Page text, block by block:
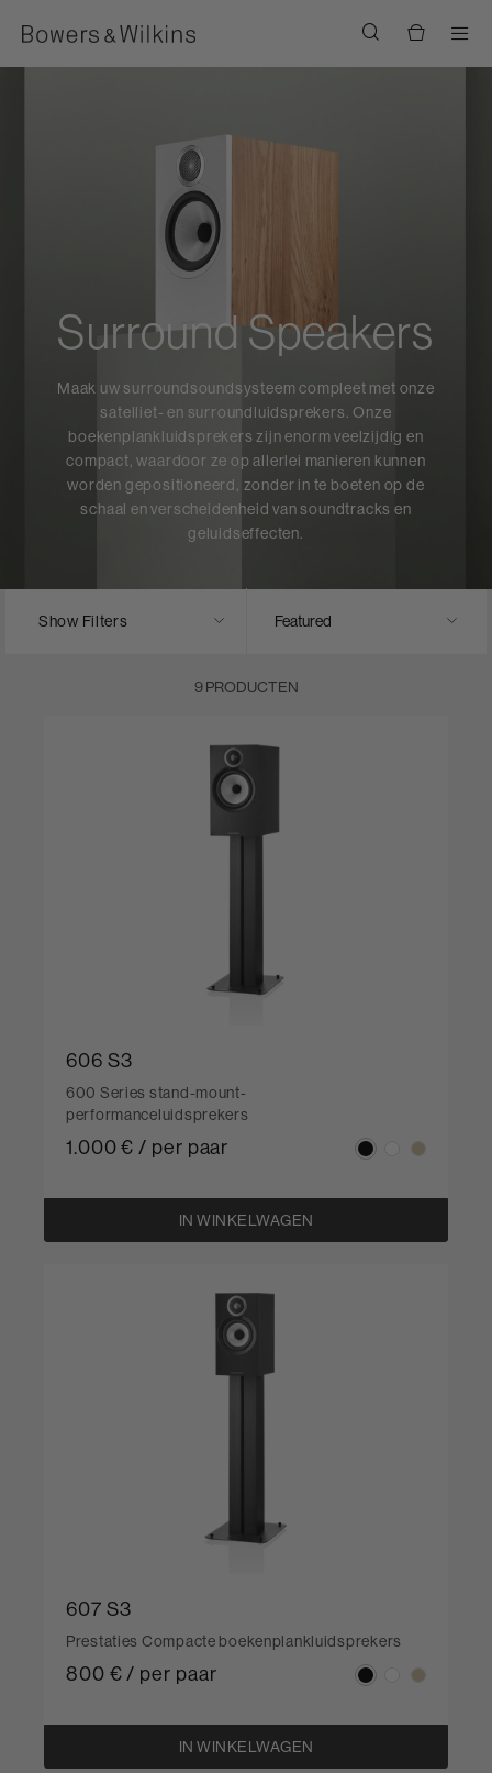
Surround Speakers
Maak uw surroundsoundsysteem compleet met onze
satelliet- en surroundluidsprekers. Onze
boekenplankluidsprekers zijn enorm veelzijdig en
compact, waardoor ze op allerlei manieren kunnen
worden gepositioneerd, zonder in te boeten op de
schaal en verscheidenheid van soundtracks en
geluidseffecten.
Show Filters
9 PRODUCTEN
606 S3
600 Series stand-mount-
performanceluidsprekers
1.000 € / per paar
IN WINKELWAGEN
607 S3
Prestaties Compacte boekenplankluidsprekers
800 € / per paar
IN WINKELWAGEN